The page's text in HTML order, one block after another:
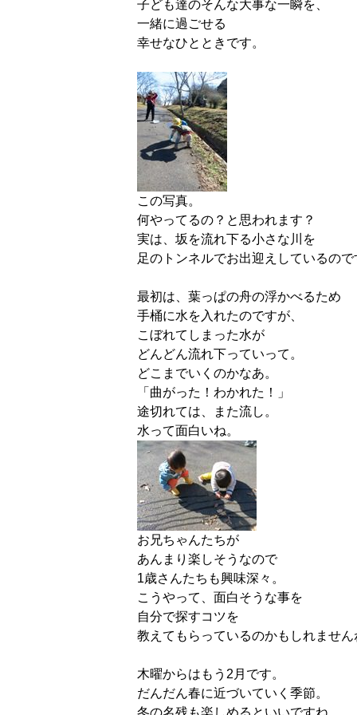
子ども達のそんな大事な一瞬を、
一緒に過ごせる
幸せなひとときです。
この写真。
何やってるの？と思われます？
実は、坂を流れ下る小さな川を
足のトンネルでお出迎えしているので
最初は、葉っぱの舟の浮かべるため
手桶に水を入れたのですが、
こぼれてしまった水が
どんどん流れ下っていって。
どこまでいくのかなあ。
「曲がった！わかれた！」
途切れては、また流し。
水って面白いね。
お兄ちゃんたちが
あんまり楽しそうなので
1歳さんたちも興味深々。
こうやって、面白そうな事を
自分で探すコツを
教えてもらっているのかもしれません
木曜からはもう2月です。
だんだん春に近づいていく季節。
冬の名残も楽しめるといいですね。